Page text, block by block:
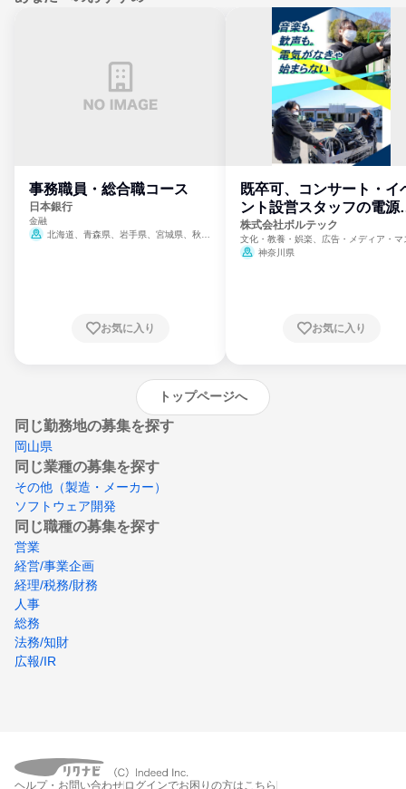
事務職員・総合職コース
日本銀行
金融
北海道、青森県、岩手県、宮城県、秋田
崎県、熊本県、大分県、宮崎県、鹿児島県、
お気に入り
既卒可、コンサート・イ
ント設営スタッフの電源
門
株式会社ボルテック
文化・教養・娯楽、広告・メディア・マ
ミ、電力・ガス・水道・エネルギー
神奈川県
お気に入り
トップページへ
同じ勤務地の募集を探す
岡山県
同じ業種の募集を探す
その他（製造・メーカー）
ソフトウェア開発
同じ職種の募集を探す
営業
経営/事業企画
経理/税務/財務
人事
総務
法務/知財
広報/IR
ヘルプ・お問い合わせ ログインでお困りの方はこちら